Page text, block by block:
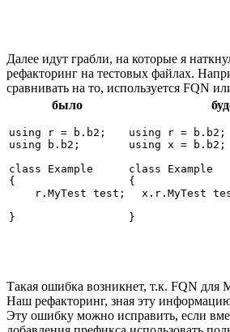
Далее идут грабли, на которые я
рефакторинг на тестовых файлах.
сравнивать на то, используется FQN
было
using r = b.b2;
using b.b2;
class Example
{
    r.MyTest test;
}
using r = b.b2;
using x = b.b2;
class Example
{
x.r.MyTest
}
Такая ошибка возникнет, т.к. FQN для
Наш рефакторинг, зная эту
Эту ошибку можно исправить, если